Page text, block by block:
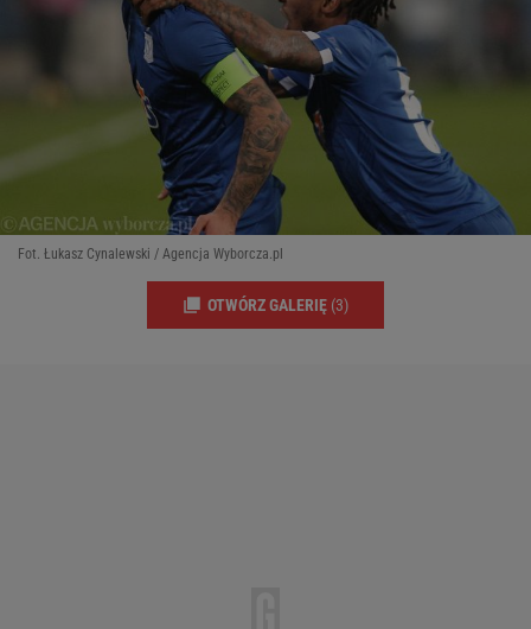
Fot. Łukasz Cynalewski / Agencja Wyborcza.pl
OTWÓRZ GALERIĘ (3)